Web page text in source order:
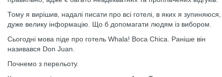
Тому я вирішив, надалі писати про всі готелі, в яких я зупиняюся,
дуже велику інформацію. Що б допомагати людям із вибором.
Сьогодні мова піде про готель Whala! Boca Chica. Раніше він
називався Don Juan.
Почнемо з перельоту.